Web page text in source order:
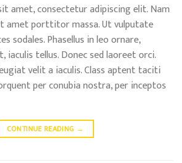
amet, consectetur adipiscing elit. Nam
amet porttitor massa. Ut vulputate
sodales. Phasellus in leo ornare,
iaculis tellus. Donec sed laoreet orci.
velit a iaculis. Class aptent taciti
per conubia nostra, per inceptos
CONTINUE READING →